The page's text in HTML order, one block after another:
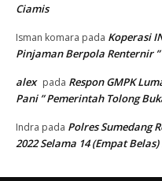
Ciamis
Isman komara pada Koperasi
Pinjaman Berpola Renternir
alex pada Respon GMPK
Pani ” Pemerintah Tolong
Indra pada Polres Sumedang
2022 Selama 14 (Empat